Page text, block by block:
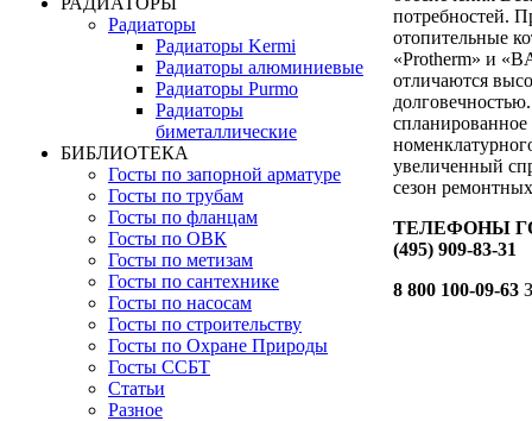
Радиаторы
Радиаторы Kermi
Радиаторы алюминиевые
Радиаторы Purmo
Радиаторы
биметаллические
БИБЛИОТЕКА
Госты по запорной арматуре
Госты по трубам
Госты по фланцам
Госты по ОВК
Госты по метизам
Госты по сантехнике
Госты по насосам
Госты по строительству
Госты по Охране Природы
Госты ССБТ
Статьи
Разное
потребностей.
отопительные
«Protherm» и
отличаются
увеличенный
сезон
ТЕЛЕФОНЫ
(495) 909-83-31
8 800 100-09-63